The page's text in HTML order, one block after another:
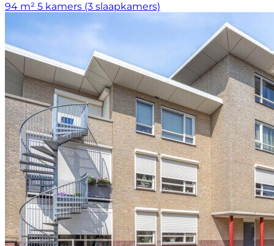
94 m² 5 kamers (3 slaapkamers)